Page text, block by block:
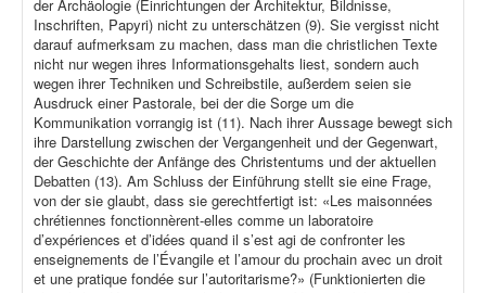
der Archäologie (Einrichtungen der Architektur, Bildnisse,
Inschriften, Papyri) nicht zu unterschätzen (9). Sie vergisst nicht
darauf aufmerksam zu machen, dass man die christlichen Texte
nicht nur wegen ihres Informationsgehalts liest, sondern auch
wegen ihrer Techniken und Schreibstile, außerdem seien sie
Ausdruck einer Pastorale, bei der die Sorge um die
Kommunikation vorrangig ist (11). Nach ihrer Aussage bewegt sich
ihre Darstellung zwischen der Vergangenheit und der Gegenwart,
der Geschichte der Anfänge des Christentums und der aktuellen
Debatten (13). Am Schluss der Einführung stellt sie eine Frage,
von der sie glaubt, dass sie gerechtfertigt ist: «Les maisonnées
chrétiennes fonctionnèrent-elles comme un laboratoire
d’expériences et d’idées quand il s’est agi de confronter les
enseignements de l’Évangile et l’amour du prochain avec un droit
et une pratique fondée sur l’autoritarisme?» (Funktionierten die